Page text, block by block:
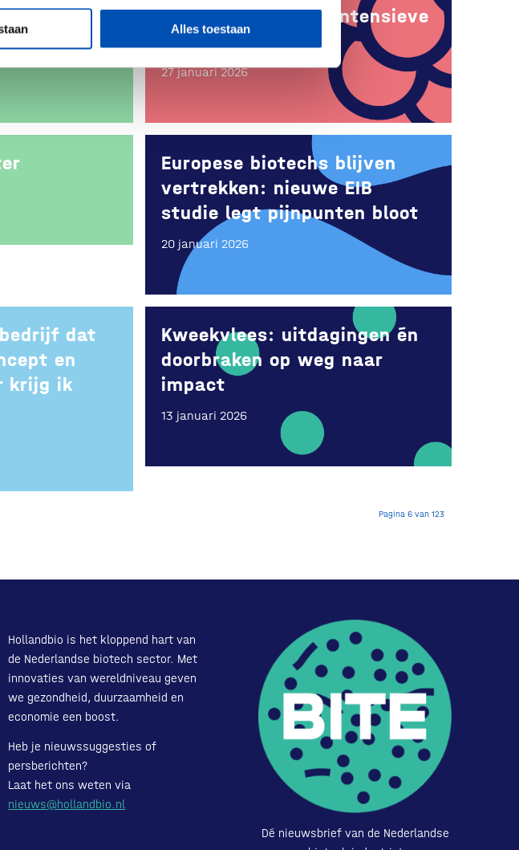
Alles toestaan
rem op de
kapitaal voor R&D-intensieve
scale-ups
27 januari 2026
Europese biotechs blijven
vertrekken: nieuwe EIB
studie legt pijnpunten bloot
20 januari 2026
dat
en
krijg ik
Kweekvlees: uitdagingen én
doorbraken op weg naar
impact
13 januari 2026
Pagina 6 van 123
Hollandbio is het kloppend hart van
de Nederlandse biotech sector. Met
innovaties van wereldniveau geven
we gezondheid, duurzaamheid en
economie een boost.
Heb je nieuwssuggesties of
persberichten?
Laat het ons weten via
nieuws@hollandbio.nl
Dé nieuwsbrief van de Nederlandse